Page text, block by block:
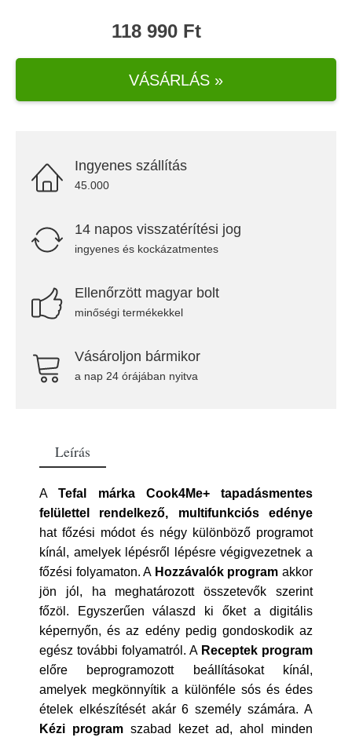
118 990 Ft
VÁSÁRLÁS »
Ingyenes szállítás
45.000
14 napos visszatérítési jog
ingyenes és kockázatmentes
Ellenőrzött magyar bolt
minőségi termékekkel
Vásároljon bármikor
a nap 24 órájában nyitva
Leírás
ATefal márka Cook4Me+ tapadásmentes
felülettel rendelkező, multifunkciós edénye
hat főzési módot és négy különböző programot
kínál, amelyek lépésről lépésre végigvezetnek a
főzési folyamaton. A Hozzávalók program akkor
jön jól, ha meghatározott összetevők szerint
főzöl. Egyszerűen válaszd ki őket a digitális
képernyőn, és az edény pedig gondoskodik az
egész további folyamatról. A Receptek program
előre beprogramozott beállításokat kínál,
amelyek megkönnyítik a különféle sós és édes
ételek elkészítését akár 6 személy számára. A
Kézi program szabad kezet ad, ahol minden